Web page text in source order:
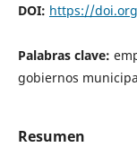
DOI: https://
Palabras clave:
gobiernos
Resumen